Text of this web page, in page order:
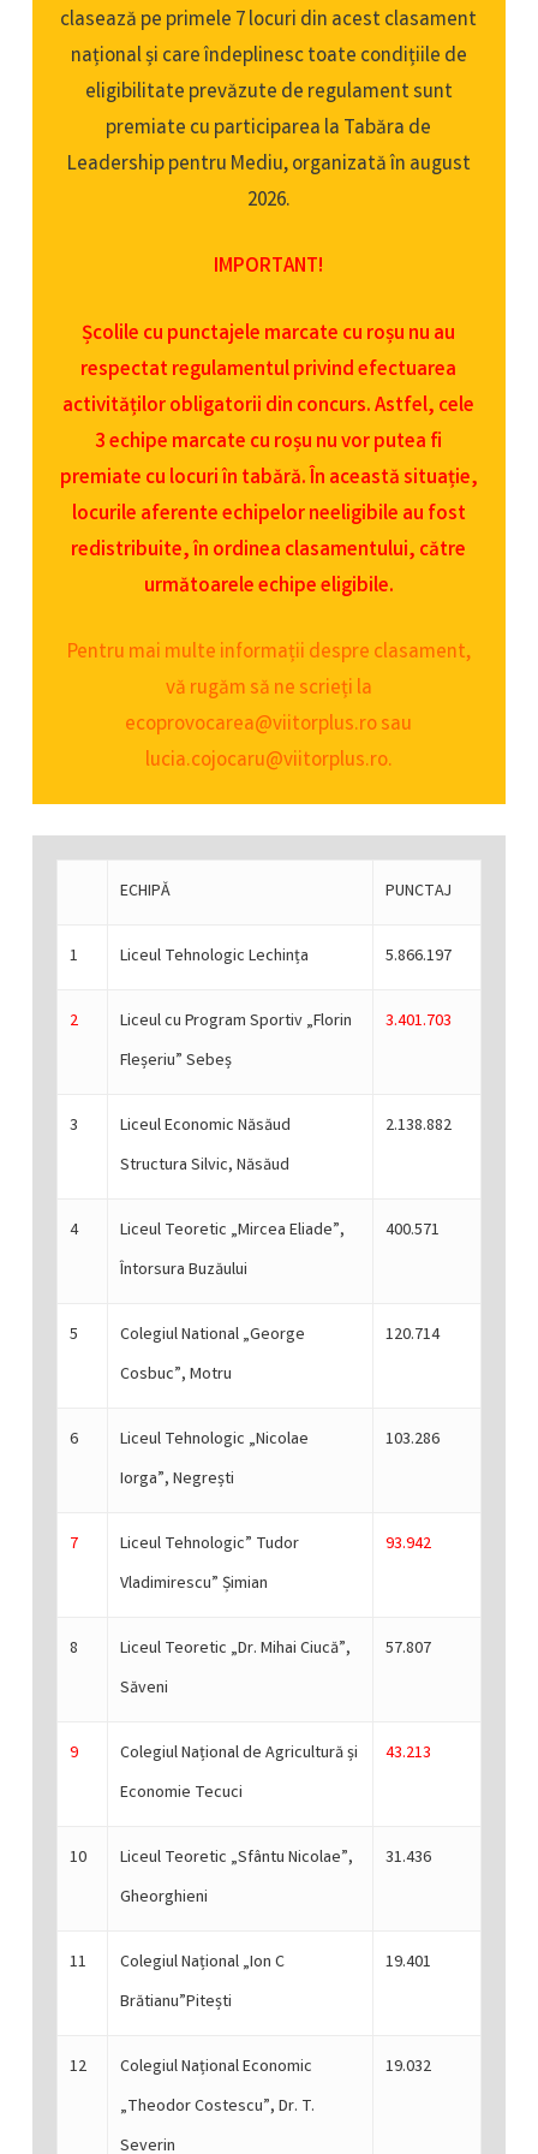
clasează pe primele 7 locuri din acest clasament
național și care îndeplinesc toate condițiile de
eligibilitate prevăzute de regulament sunt
premiate cu participarea la Tabăra de
Leadership pentru Mediu, organizată în august
2026.
IMPORTANT!
Școlile cu punctajele marcate cu roșu nu au
respectat regulamentul privind efectuarea
activităților obligatorii din concurs. Astfel, cele
3 echipe marcate cu roșu nu vor putea fi
premiate cu locuri în tabără. În această situație,
locurile aferente echipelor neeligibile au fost
redistribuite, în ordinea clasamentului, către
următoarele echipe eligibile.
Pentru mai multe informații despre clasament,
vă rugăm să ne scrieți la
ecoprovocarea@viitorplus.ro sau
lucia.cojocaru@viitorplus.ro.
ECHIPĂ PUNCTAJ
1 Liceul Tehnologic Lechința 5.866.197
2
Liceul cu Program Sportiv „Florin
Fleșeriu” Sebeș
3.401.703
3
Liceul Economic Năsăud
Structura Silvic, Năsăud
2.138.882
4
Liceul Teoretic „Mircea Eliade”,
Întorsura Buzăului
400.571
5
Colegiul National „George
Cosbuc”, Motru
120.714
6
Liceul Tehnologic „Nicolae
Iorga”, Negrești
103.286
7
Liceul Tehnologic” Tudor
Vladimirescu” Șimian
93.942
8
Liceul Teoretic „Dr. Mihai Ciucă”,
Săveni
57.807
9
Colegiul Național de Agricultură și
Economie Tecuci
43.213
10
Liceul Teoretic „Sfântu Nicolae”,
Gheorghieni
31.436
11
Colegiul Național „Ion C
Brătianu”Pitești
19.401
12
Colegiul Național Economic
„Theodor Costescu”, Dr. T.
Severin
19.032